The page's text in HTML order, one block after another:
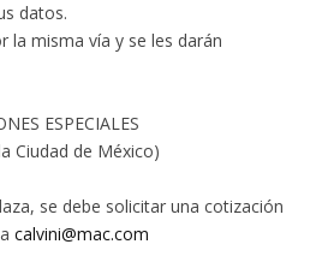
datos.
la misma vía y se les darán
ESPECIALES
Ciudad de México)
se debe solicitar una cotización
calvini@mac.com